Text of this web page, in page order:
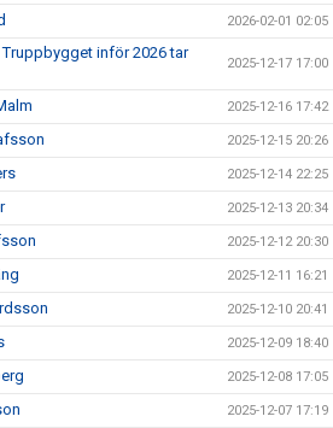
2026-02-01 02:05
inför 2026 tar
2025-12-17 17:00
2025-12-16 17:42
2025-12-15 20:26
2025-12-14 22:25
2025-12-13 20:34
2025-12-12 20:30
2025-12-11 16:21
2025-12-10 20:41
2025-12-09 18:40
2025-12-08 17:05
2025-12-07 17:19